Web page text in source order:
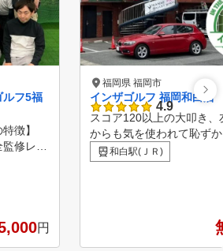
フ5福
徴】
修レッ
金谷
トを無
な時円
福岡県 福岡市
インザゴルフ 福岡和白店
4.9
スコア120以上の大叩き、
からも気を使われて恥ず
った。 １人で練習してもなか
なか上手くならずに、ゴ
者の方のゴルフライフを
ために生まれました。 好きな
和白駅(ＪＲ)